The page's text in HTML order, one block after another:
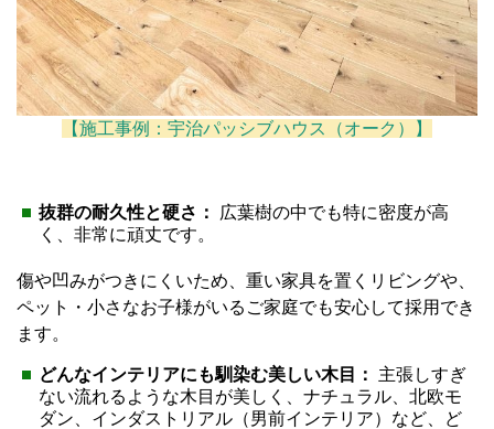
【施工事例：宇治パッシブハウス（オーク）】
抜群の耐久性と硬さ：
広葉樹の中でも特に密度が高
く、非常に頑丈です。
傷や凹みがつきにくいため、重い家具を置くリビングや、
ペット・小さなお子様がいるご家庭でも安心して採用でき
ます。
どんなインテリアにも馴染む美しい木目：
主張しすぎ
ない流れるような木目が美しく、ナチュラル、北欧モ
ダン、インダストリアル（男前インテリア）など、ど